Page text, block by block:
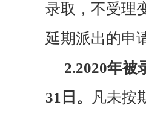
录取，不受理
延期派出的申
2.2020年被
31 日。
凡未按